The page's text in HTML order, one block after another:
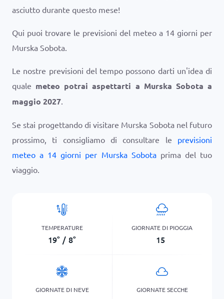
asciutto durante questo mese!
Qui puoi trovare le previsioni del meteo a 14 giorni per
Murska Sobota.
Le nostre previsioni del tempo possono darti un'idea di
quale meteo potrai aspettarti a Murska Sobota a
maggio 2027.
Se stai progettando di visitare Murska Sobota nel futuro
prossimo, ti consigliamo di consultare le previsioni
meteo a 14 giorni per Murska Sobotaprima del tuo
viaggio.
TEMPERATURE
19° / 8°
GIORNATE DI PIOGGIA
15
GIORNATE DI NEVE GIORNATE SECCHE